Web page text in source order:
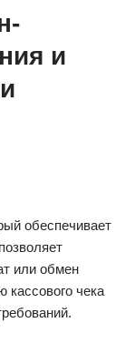
и
обеспечивает
или обмен
кассового чека